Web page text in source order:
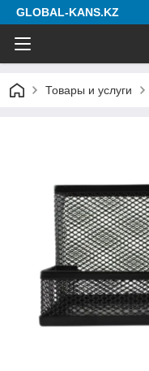
GLOBAL-KANS.KZ
Товары и услуги